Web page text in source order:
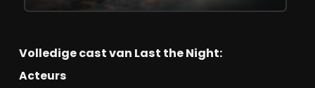
Volledige cast van Last the Night:
Acteurs